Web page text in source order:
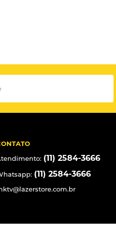
(11) 2584-3666
(11) 2584-3666